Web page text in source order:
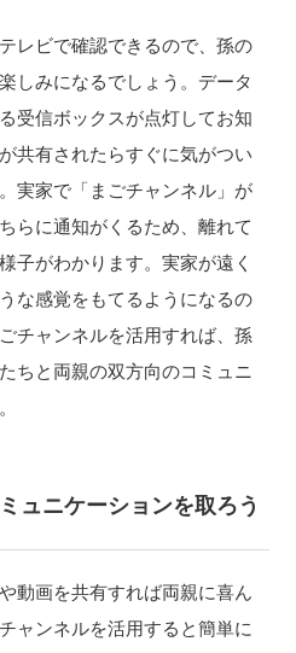
レビで確認できるので、孫の
しみになるでしょう。データ
受信ボックスが点灯してお知
共有されたらすぐに気がつい
実家で「まごチャンネル」が
らに通知がくるため、離れて
子がわかります。実家が遠く
な感覚をもてるようになるの
チャンネルを活用すれば、孫
ちと両親の双方向のコミュニ
ュニケーションを取ろう
動画を共有すれば両親に喜ん
ャンネルを活用すると簡単に